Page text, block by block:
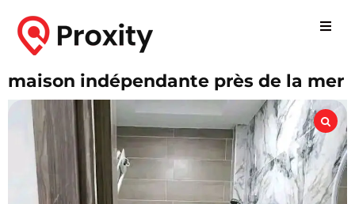
maison indépendante près de la mer